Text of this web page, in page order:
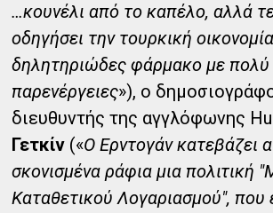
…κουνέλι από το καπέλο, αλλά
οδηγήσει την τουρκική
δηλητηριώδες φάρμακο με
παρενέργειες»), ο
διευθυντής της αγγλόφωνης
Γετκίν («Ο Ερντογάν κατεβάζει
σκονισμένα ράφια μια πολιτική
Καταθετικού Λογαριασμού", που